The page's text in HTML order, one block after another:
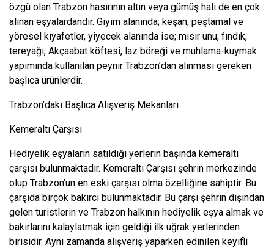
özgü olan Trabzon hasırının altın veya gümüş hali de en çok
alınan eşyalardandır. Giyim alanında; keşan, peştamal ve
yöresel kıyafetler, yiyecek alanında ise; mısır unu, fındık,
tereyağı, Akçaabat köftesi, laz böreği ve muhlama-kuymak
yapımında kullanılan peynir Trabzon’dan alınması gereken
başlıca ürünlerdir.
Trabzon’daki Başlıca Alışveriş Mekanları
Kemeraltı Çarşısı
Hediyelik eşyaların satıldığı yerlerin başında kemeraltı
çarşısı bulunmaktadır. Kemeraltı Çarşısı şehrin merkezinde
olup Trabzon’un en eski çarşısı olma özelliğine sahiptir. Bu
çarşıda birçok bakırcı bulunmaktadır. Bu çarşı şehrin dışından
gelen turistlerin ve Trabzon halkının hediyelik eşya almak ve
bakırlarını kalaylatmak için geldiği ilk uğrak yerlerinden
birisidir. Aynı zamanda alışveriş yaparken edinilen keyifli